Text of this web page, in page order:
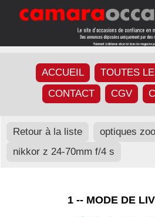
ACCUEIL
TOUTES
CONTACT
CGV
Retour à la liste
optiques
nikkor z 24-70mm f/4 s
1 -- MODE DE